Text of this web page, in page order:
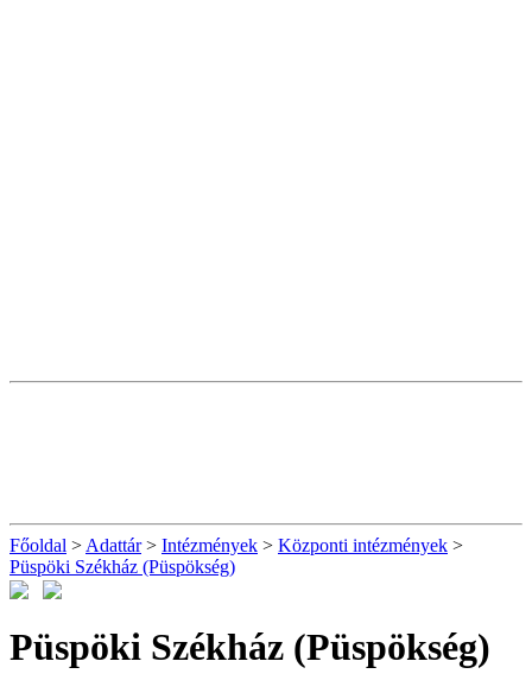
Főoldal > Adattár> Intézmények > Központi intézmények >
Püspöki Székház (Püspökség)
Püspöki Székház (Püspökség)